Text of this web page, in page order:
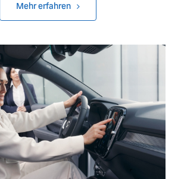
Mehr erfahren